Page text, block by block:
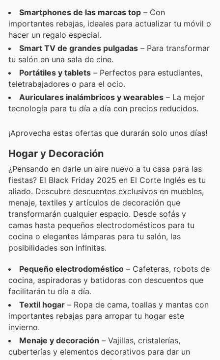
Smartphones de las marcas top – Con
importantes rebajas, ideales para actualizar tu móvil o
hacer un regalo especial.
Smart TV de grandes pulgadas – Para transformar
tu salón en una sala de cine.
Portátiles y tablets – Perfectos para estudiantes,
teletrabajadores o para el ocio.
Auriculares inalámbricos y wearables – La mejor
tecnología para tu día a día con precios reducidos.
¡Aprovecha estas ofertas que durarán solo unos días!
Hogar y Decoración
¿Pensando en darle un aire nuevo a tu casa para las
fiestas? El Black Friday 2025 en El Corte Inglés es tu
aliado. Descubre descuentos exclusivos en muebles,
menaje, textiles y artículos de decoración que
transformarán cualquier espacio. Desde sofás y
camas hasta pequeños electrodomésticos para tu
cocina o elegantes lámparas para tu salón, las
posibilidades son infinitas.
Pequeño electrodoméstico – Cafeteras, robots de
cocina, aspiradoras y batidoras con descuentos que
facilitarán tu día a día.
Textil hogar – Ropa de cama, toallas y mantas con
importantes rebajas para arropar tu hogar este
invierno.
Menaje y decoración – Vajillas, cristalerías,
cuberterías y elementos decorativos para dar un